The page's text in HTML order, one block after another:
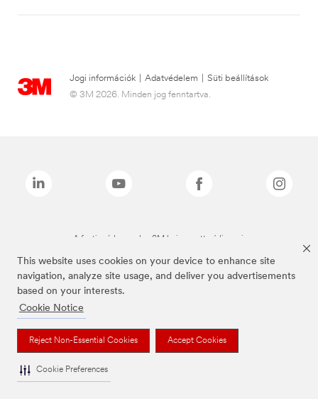
This website uses cookies on your device to enhance site
navigation, analyze site usage, and deliver you advertisements
based on your interests.
Cookie Notice
Reject Non-Essential Cookies Accept Cookies
Cookie Preferences
Jogi információk Adatvédelem
Süti beállítások
© 3M 2026. Minden jog fenntartva.
A fenti márkanevek a 3M bejegyzett védjegyei.